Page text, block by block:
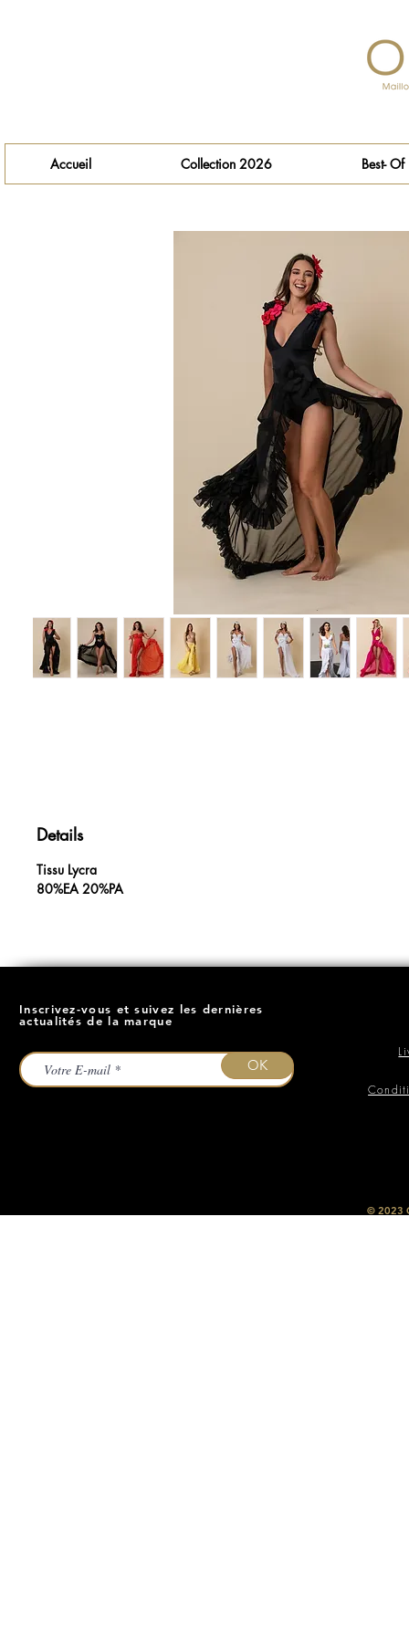
Accueil Collection 2026 Best- Of
Details
Tissu Lycra
80%EA 20%PA
Inscrivez-vous et suivez les dernières
actualités de la marque
OK
​© 2023